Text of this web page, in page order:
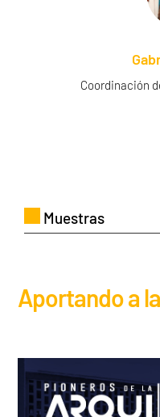
Coordinación
Muestras
Aportando a